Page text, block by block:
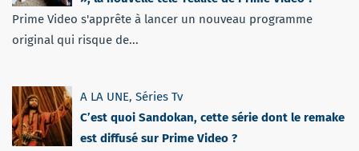
Prime Video s'apprête à lancer un nouveau programme
original qui risque de...
A LA UNE, Séries Tv
C’est quoi Sandokan, cette série dont le remake
est diffusé sur Prime Video ?